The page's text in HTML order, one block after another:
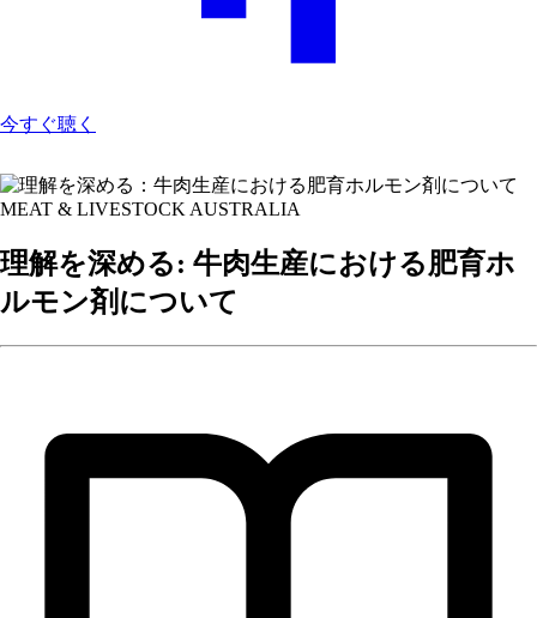
今すぐ聴く
MEAT & LIVESTOCK AUSTRALIA
理解を深める: 牛肉生産における肥育ホ
ルモン剤について